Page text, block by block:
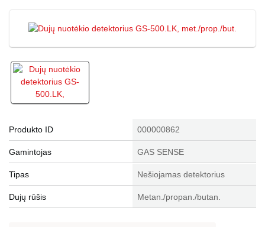
Produkto ID 000000862
Gamintojas GAS SENSE
Tipas Nešiojamas detektorius
Dujų rūšis Metan./propan./butan.